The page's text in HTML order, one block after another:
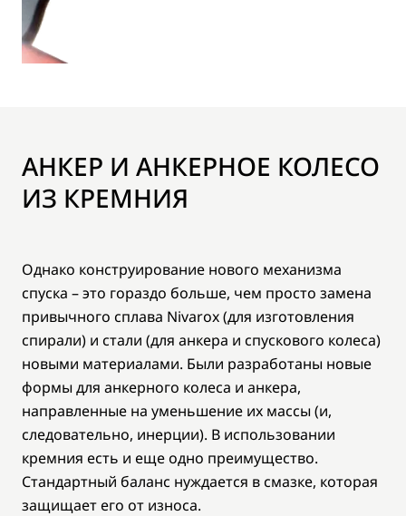
АНКЕР И АНКЕРНОЕ КОЛЕСО
ИЗ КРЕМНИЯ
Однако конструирование нового механизма
спуска – это гораздо больше, чем просто замена
привычного сплава Nivarox (для изготовления
спирали) и стали (для анкера и спускового колеса)
новыми материалами. Были разработаны новые
формы для анкерного колеса и анкера,
направленные на уменьшение их массы (и,
следовательно, инерции). В использовании
кремния есть и еще одно преимущество.
Стандартный баланс нуждается в смазке, которая
защищает его от износа.